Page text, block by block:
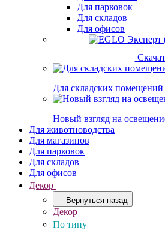
Для парковок
Для складов
Для офисов
Для складских помещений
Новый взгляд на
Для животноводства
Для магазинов
Для парковок
Для складов
Для офисов
Декор
Вернуться назад
Декор
По типу